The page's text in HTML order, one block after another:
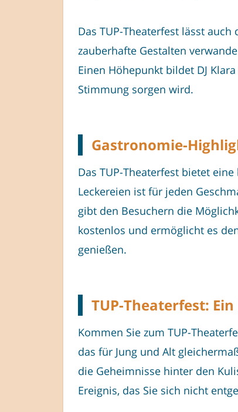
Das TUP-Theaterfest lässt
zauberhafte Gestalten
Einen Höhepunkt bildet DJ
Stimmung sorgen wird.
Gastronomie-
Das TUP-Theaterfest bietet
Leckereien ist für jeden
gibt den Besuchern die
kostenlos und ermöglicht es
genießen.
TUP-Theaterfest:
Kommen Sie zum TUP-
das für Jung und Alt
die Geheimnisse hinter den
Ereignis, das Sie sich nicht